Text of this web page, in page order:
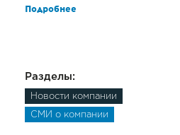
Подробнее
Разделы:
Новости компании
СМИ о компании